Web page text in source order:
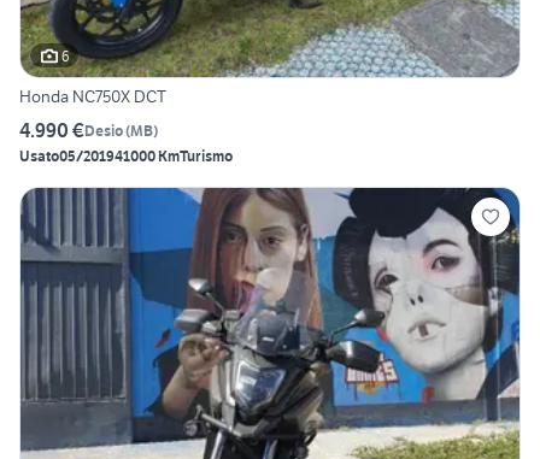
6
Honda NC750X DCT
4.990 €Desio(MB)
Usato05/201941000 KmTurismo